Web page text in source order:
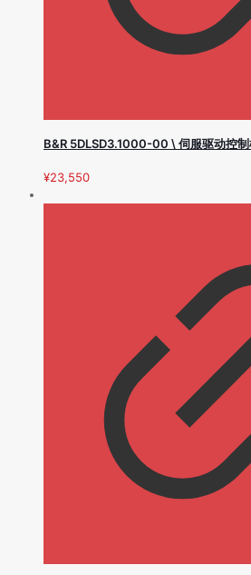
B&R 5DLSD3.1000-00 \ 伺服驱动控
¥23,550